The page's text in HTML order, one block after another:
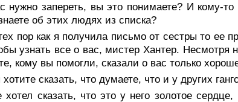
нужно запереть, вы это понимаете? И кому-
об этих людях из списка?
пор как я получила письмо от сестры то ее
узнать все о вас, мистер Хантер.
кому вы помогли, сказали о вас только
сказать, что думаете, что и у других
хотел сказать, что это у него золотое